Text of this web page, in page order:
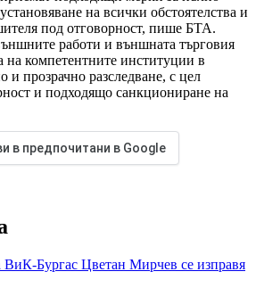
на всички обстоятелства и
под отговорност, пише БТА.
работи и външната търговия
на компетентните институции в
и прозрачно разследване, с цел
и подходящо санкциониране на
в предпочитани в Google
Бургас Цветан Мирчев се изправя